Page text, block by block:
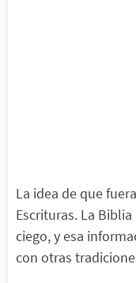
La idea de que
Escrituras. La
ciego, y esa
con otras